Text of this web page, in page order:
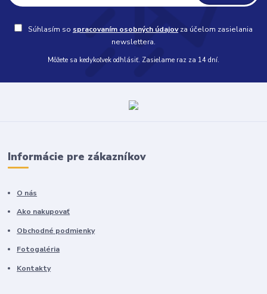
Súhlasím so spracovaním osobných údajovza účelom zasielania
newslettera.
Môžete sa kedykoľvek odhlásiť. Zasielame raz za 14 dní.
Informácie pre zákazníkov
O nás
Ako nakupovať
Obchodné podmienky
Fotogaléria
Kontakty